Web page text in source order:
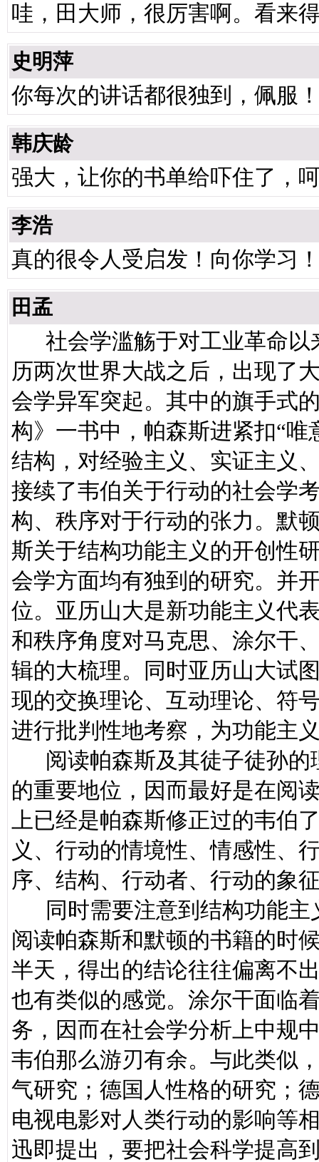
哇，田大师，很厉害啊。看来
史明萍
你每次的讲话都很独到，佩服
韩庆龄
强大，让你的书单给吓住了，
李浩
真的很令人受启发！向你学习
田孟
社会学滥觞于对工业革命以
历两次世界大战之后，出现了
会学异军突起。其中的旗手式
构》一书中，帕森斯进紧扣“
结构，对经验主义、实证主义
接续了韦伯关于行动的社会学
构、秩序对于行动的张力。默
斯关于结构功能主义的开创性
会学方面均有独到的研究。并
位。亚历山大是新功能主义代
和秩序角度对马克思、涂尔干
辑的大梳理。同时亚历山大试
现的交换理论、互动理论、符
进行批判性地考察，为功能主
阅读帕森斯及其徒子徒孙的
的重要地位，因而最好是在阅
上已经是帕森斯修正过的韦伯
义、行动的情境性、情感性、
序、结构、行动者、行动的象
同时需要注意到结构功能主
阅读帕森斯和默顿的书籍的时
半天，得出的结论往往偏离不
也有类似的感觉。涂尔干面临
务，因而在社会学分析上中规
韦伯那么游刃有余。与此类似
气研究；德国人性格的研究；
电视电影对人类行动的影响等
迅即提出，要把社会科学提高